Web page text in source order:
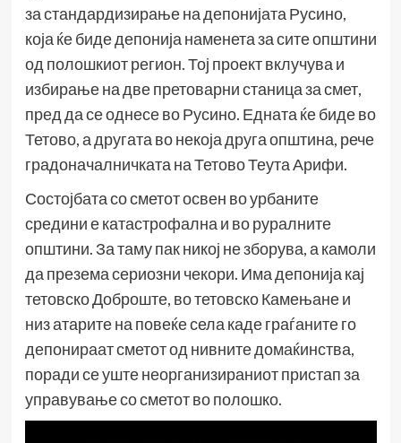
за стандардизирање на депонијата Русино,
која ќе биде депонија наменета за сите општини
од полошкиот регион. Тој проект вклучува и
избирање на две претоварни станица за смет,
пред да се однесе во Русино. Едната ќе биде во
Тетово, а другата во некоја друга општина, рече
градоначалничката на Тетово Теута Арифи.
Состојбата со сметот освен во урбаните
средини е катастрофална и во руралните
општини. За таму пак никој не зборува, а камоли
да презема сериозни чекори. Има депонија кај
тетовско Доброште, во тетовско Камењане и
низ атарите на повеќе села каде граѓаните го
депонираат сметот од нивните домаќинства,
поради се уште неорганизираниот пристап за
управување со сметот во полошко.